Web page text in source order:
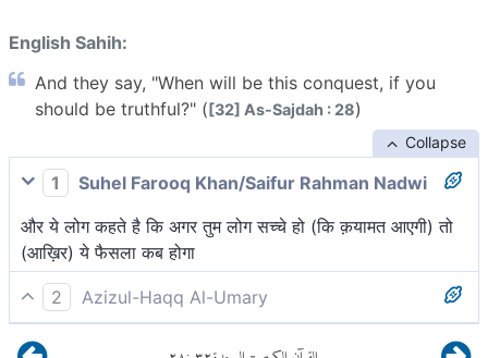
English Sahih:
And they say, "When will be this conquest, if you
should be truthful?" ([32] As-Sajdah : 28)
Collapse
1
Suhel Farooq Khan/Saifur Rahman Nadwi
और ये लोग कहते है कि अगर तुम लोग सच्चे हो (कि क़यामत आएगी) तो
(आख़िर) ये फैसला कब होगा
2
Azizul-Haqq Al-Umary
तथा कहते हैं कि कब होगा वह निर्णय यदि तुम सच्चे हो?